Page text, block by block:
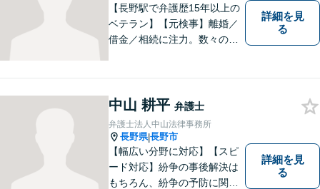
【長野駅で弁護歴15年以上の
ベテラン】【元検事】離婚／
借金／相続に注力。数々の実
勢に合わせ、日々知見をアッ
プデートしながら事件に取り
組みます！【駐車場有】
詳細を見
る
中山 耕平 弁護士
弁護士法人中山法律事務所
長野県|長野市
【幅広い分野に対応】【スピ
ード対応】紛争の事後解決は
もちろん、紛争の予防に関す
詳細を見
る